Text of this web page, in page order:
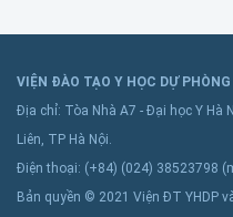
VIỆN ĐÀO TẠO Y HỌC DỰ
Địa chỉ: Tòa Nhà A7 - Đại học Y Hà
Liên, TP Hà Nội.
Điện thoại: (+84) (024) 38523798
Bản quyền © 2021 Viện ĐT YHDP